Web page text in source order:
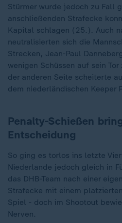
Stürmer wurde jedoch zu Fall
anschließenden Strafecke
Kapital schlagen (25.). Auch
neutralisierten sich die
Strecken, Jean-Paul
wenigen Schüssen auf sein
der anderen Seite scheiterte
dem niederländischen Keeper
Penalty-Schießen
Entscheidung
So ging es torlos ins letzte
Niederlande jedoch gleich in
das DHB-Team nach einer
Strafecke mit einem
Spiel - doch im Shootout
Nerven.